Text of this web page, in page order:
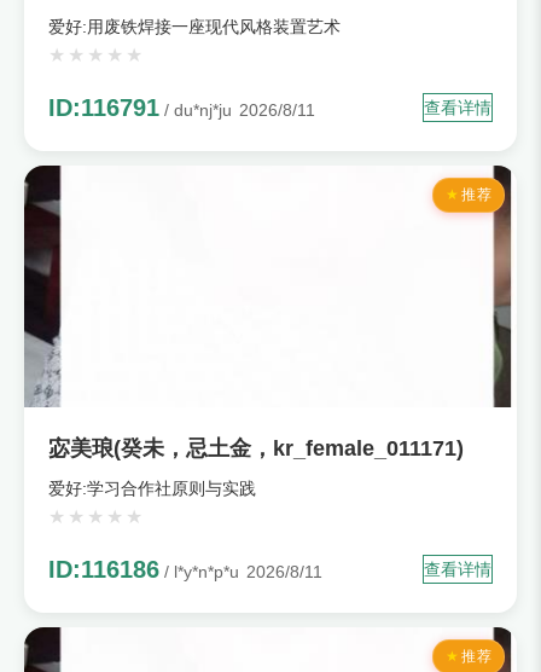
爱好:用废铁焊接一座现代风格装置艺术
ID:116791 / du*nj*ju 2026/8/11 查看详情
推荐
宓美琅(癸未，忌土金，kr_female_011171)
爱好:学习合作社原则与实践
ID:116186 / l*y*n*p*u 2026/8/11 查看详情
推荐